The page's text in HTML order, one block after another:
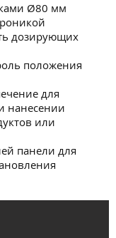
Ø80 мм
дозирующих
положения
для
нанесении
или
панели для